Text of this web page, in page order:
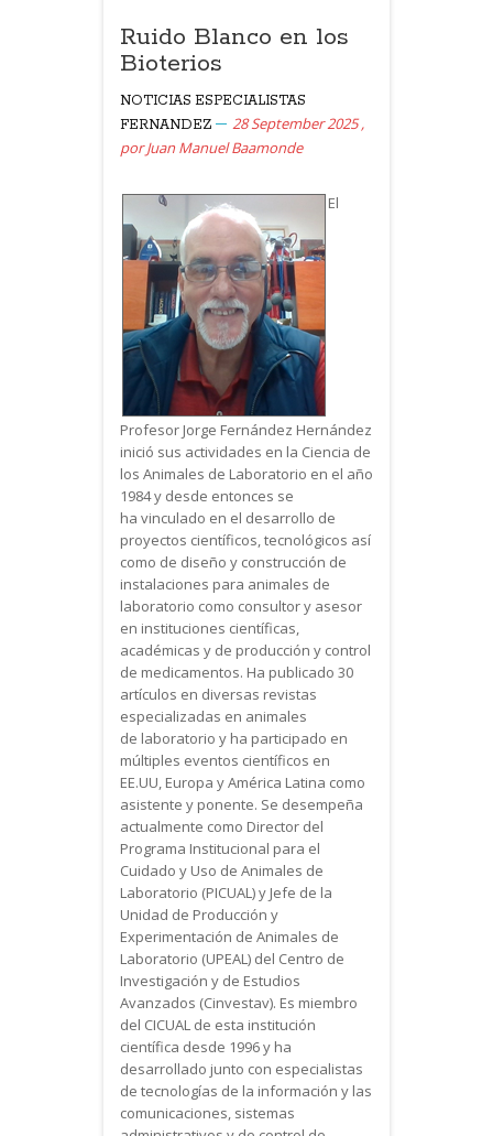
Ruido Blanco en los
Bioterios
NOTICIAS ESPECIALISTAS
FERNANDEZ
28 September 2025 ,
porJuan Manuel Baamonde
El
Profesor Jorge Fernández Hernández
inició sus actividades en la Ciencia de
los Animales de Laboratorio en el año
1984 y desde entonces se
ha vinculado en el desarrollo de
proyectos científicos, tecnológicos así
como de diseño y construcción de
instalaciones para animales de
laboratorio como consultor y asesor
en instituciones científicas,
académicas y de producción y control
de medicamentos. Ha publicado 30
artículos en diversas revistas
especializadas en animales
de laboratorio y ha participado en
múltiples eventos científicos en
EE.UU, Europa y América Latina como
asistente y ponente. Se desempeña
actualmente como Director del
Programa Institucional para el
Cuidado y Uso de Animales de
Laboratorio (PICUAL) y Jefe de la
Unidad de Producción y
Experimentación de Animales de
Laboratorio (UPEAL) del Centro de
Investigación y de Estudios
Avanzados (Cinvestav). Es miembro
del CICUAL de esta institución
científica desde 1996 y ha
desarrollado junto con especialistas
de tecnologías de la información y las
comunicaciones, sistemas